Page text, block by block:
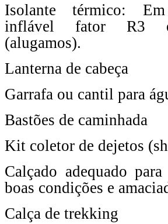
Isolante térmico:
inflável fator R3
(alugamos).
Lanterna de cabeça
Garrafa ou cantil para
Bastões de caminhada
Kit coletor de dejetos
Calçado adequado
boas condições e
Calça de trekking